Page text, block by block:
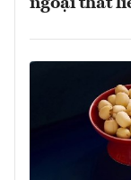
ngoại thất